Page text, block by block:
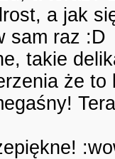
a jak
sam raz :D
takie
że to